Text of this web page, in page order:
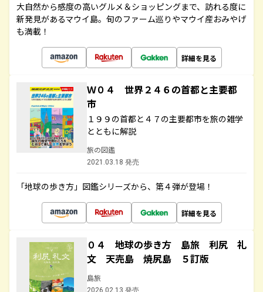
大自然から感度の高いグルメ＆ショッピングまで、訪れる度に
新発見があるマウイ島。旬のファーム巡りやマウイ産おみやげ
も満載！
詳細を見る
Ｗ０４ 世界２４６の首都と主要都
市
１９９の首都と４７の主要都市を旅の雑学
とともに解説
旅の図鑑
2021.03.18 発売
「地球の歩き方」図鑑シリーズから、第４弾が登場！
詳細を見る
０４ 地球の歩き方 島旅 利尻 礼
文 天売島 焼尻島 ５訂版
島旅
2026.02.13 発売